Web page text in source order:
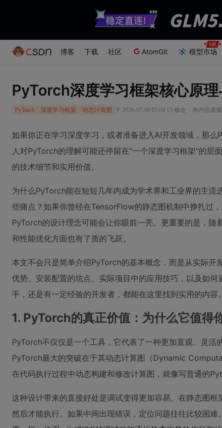
博客 下载 社区 AtomGit 模型市场
PyTorch深度学习框架核心原
PyTorch 深度学习框架 动态计算图 于 2026-07-08 05:04:15 修改 · 本内容遵
如果你正在学习深度学习，或者准备进入AI开发领域，那
人对PyTorch的理解可能还停留在"一个深度学习框架"的层
的技术细节和实用价值。
为什么PyTorch能在短短几年内成为学术界和工业界的主流
些痛点？如果你曾经在TensorFlow的静态图机制中挣扎过
PyTorch的设计理念可能会让你眼前一亮。更重要的是，
和性能优化方面也有了质的飞跃。
本文不会只是简单介绍PyTorch的基本概念，而是从实际开
优势、安装配置的坑点、实际项目中的应用技巧，以及如
手，还是有一定经验的开发者，都能在这里找到实用的内容
1. PyTorch的真正价值：为什么它值得
PyTorch不仅仅是一个工具，它代表了一种更加直观、灵活
PyTorch最大的突破在于其动态计算图（Dynamic
在代码执行过程中动态构建和修改计算图，就像写普通的
这种设计带来的直接好处是调试变得更加容易。在静态图
然后才能执行。如果中间出现错误，定位问题往往比较困